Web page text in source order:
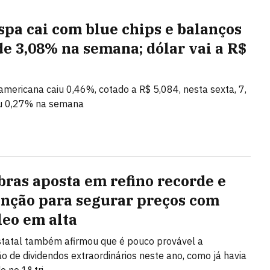
cai com blue chips e balanços
3,08% na semana; dólar vai a R$
caiu 0,46%, cotado a R$ 5,084, nesta sexta, 7,
0,27% na semana
aposta em refino recorde e
para segurar preços com
em alta
também afirmou que é pouco provável a
de dividendos extraordinários neste ano, como já havia